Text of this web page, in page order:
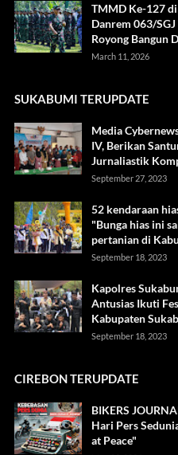
TMMD Ke-127
Danrem 063/
Royong Bangun
March 11, 2026
SUKABUMI TERUPDATE
Media
IV, Berikan
Jurnaliastik
September 27, 2023
52 kendaraan
"Bunga hias ini
pertanian di
September 18, 2023
Kapolres
Antusias Ikuti
Kabupaten
September 18, 2023
CIREBON TERUPDATE
BIKERS
Hari Pers
at Peace"